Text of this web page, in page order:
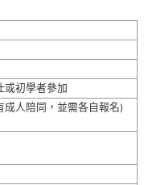
或初學者參加
人陪同，並需各自報名)